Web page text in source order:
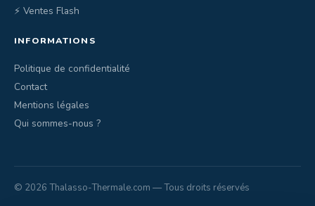
⚡ Ventes Flash
INFORMATIONS
Politique de confidentialité
Contact
Mentions légales
Qui sommes-nous ?
© 2026 Thalasso-Thermale.com — Tous droits réservés